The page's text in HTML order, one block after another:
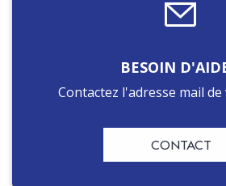
BESOIN
Contactez l'adresse mail
CONTACT